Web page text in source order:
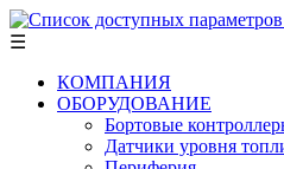
☰
КОМПАНИЯ
ОБОРУДОВАНИЕ
Бортовые
Датчики уровня